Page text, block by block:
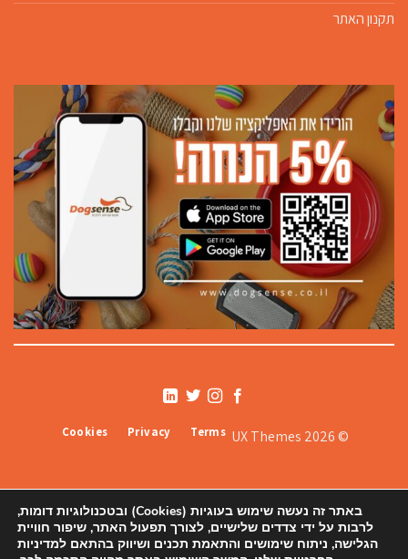
תקנון האתר
© 2026 UX Themes
Terms
Privacy
Cookies
באתר זה נעשה שימוש בעוגיות (Cookies) ובטכנולוגיות דומות,
לרבות על ידי צדדים שלישיים, לצורך תפעול האתר, שיפור חוויית
הגלישה, ניתוח שימושים והתאמת תכנים ושיווק בהתאם למדיניות